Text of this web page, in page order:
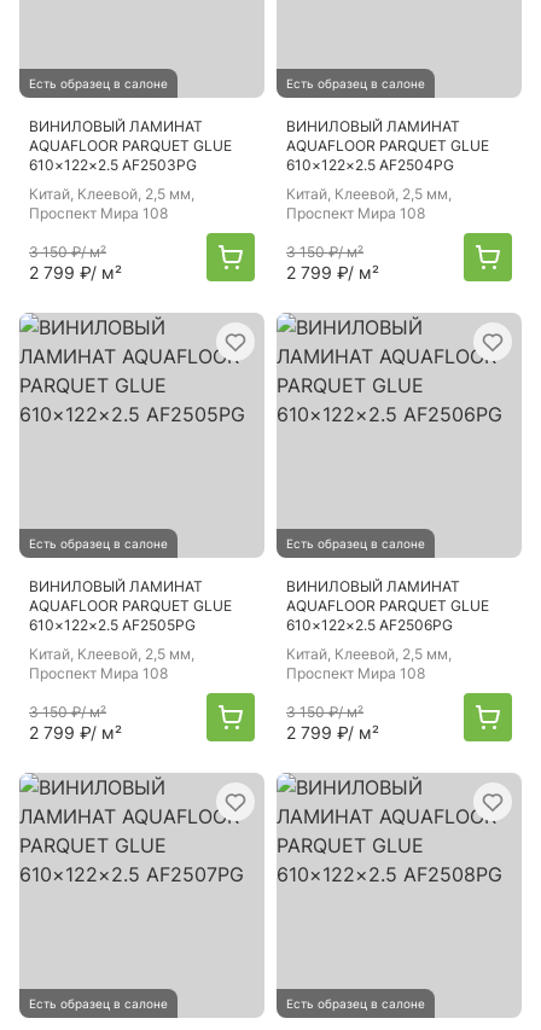
Есть образец в салоне
ВИНИЛОВЫЙ ЛАМИНАТ
AQUAFLOOR PARQUET GLUE
610×122×2.5 AF2503PG
Китай, Клеевой, 2,5 мм,
Проспект Мира 108
3 150 ₽/ м²
2 799 ₽/ м²
Есть образец в салоне
ВИНИЛОВЫЙ ЛАМИНАТ
AQUAFLOOR PARQUET GLUE
610×122×2.5 AF2504PG
Китай, Клеевой, 2,5 мм,
Проспект Мира 108
3 150 ₽/ м²
2 799 ₽/ м²
Есть образец в салоне
ВИНИЛОВЫЙ ЛАМИНАТ
AQUAFLOOR PARQUET GLUE
610×122×2.5 AF2505PG
Китай, Клеевой, 2,5 мм,
Проспект Мира 108
3 150 ₽/ м²
2 799 ₽/ м²
Есть образец в салоне
ВИНИЛОВЫЙ ЛАМИНАТ
AQUAFLOOR PARQUET GLUE
610×122×2.5 AF2506PG
Китай, Клеевой, 2,5 мм,
Проспект Мира 108
3 150 ₽/ м²
2 799 ₽/ м²
Есть образец в салоне Есть образец в салоне